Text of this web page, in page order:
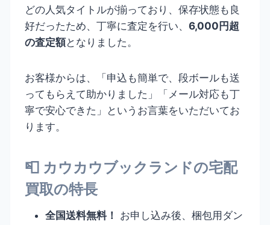
どの人気タイトルが揃っており、保存状態も良
好だったため、丁寧に査定を行い、6,000円超
の査定額となりました。
お客様からは、「申込も簡単で、段ボールも送
ってもらえて助かりました」「メール対応も丁
寧で安心できた」というお言葉をいただいてお
ります。
📮 カウカウブックランドの宅配
買取の特長
全国送料無料！
お申し込み後、梱包用ダン